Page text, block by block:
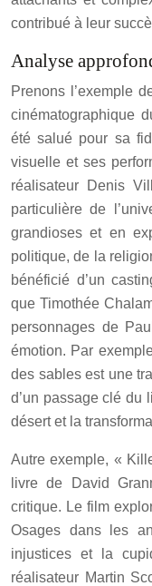
contribué à leur
Analyse
Prenons l’exemple
cinématographique
été salué pour sa
visuelle et ses
réalisateur Denis
particulière de
grandioses et en
politique, de la
bénéficié d’un
que Timothée
personnages de
émotion. Par
des sables est une
d’un passage clé du
désert et la
Autre exemple, «
livre de David
critique. Le film
Osages dans les
injustices et la
réalisateur Martin